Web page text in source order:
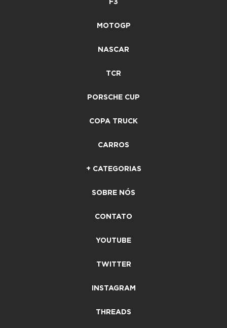
F3
MOTOGP
NASCAR
TCR
PORSCHE CUP
COPA TRUCK
CARROS
+ CATEGORIAS
SOBRE NÓS
CONTATO
YOUTUBE
TWITTER
INSTAGRAM
THREADS